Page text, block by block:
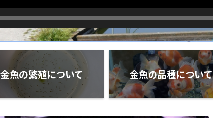
金魚の繁殖について 金魚の品種について